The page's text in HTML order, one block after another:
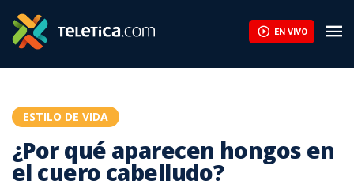
EN VIVO
ESTILO DE VIDA
¿Por qué aparecen hongos en
el cuero cabelludo?